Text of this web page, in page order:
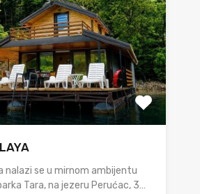
nalazi se u mirnom ambijentu
Tara, na jezeru Perućac, 3…